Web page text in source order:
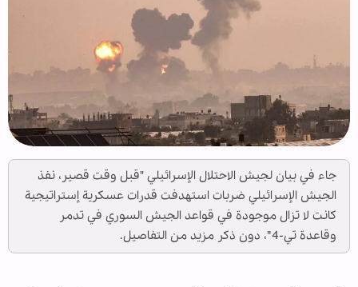
جاء في بيان لجيش الاحتلال الإسرائيلي "قبل وقت قصير، نفذ
الجيش الإسرائيلي ضربات استهدفت قدرات عسكرية إستراتيجية
كانت لا تزال موجودة في قواعد الجيش السوري في تدمر
وقاعدة تي-4″، دون ذكر مزيد من التفاصيل.